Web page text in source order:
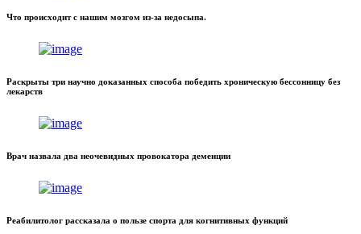
Что происходит с нашим мозгом из-за недосыпа.
Раскрыты три научно доказанных способа победить хроническую бессонницу без
лекарств
Врач назвала два неочевидных провокатора деменции
Реабилитолог рассказала о пользе спорта для когнитивных функций